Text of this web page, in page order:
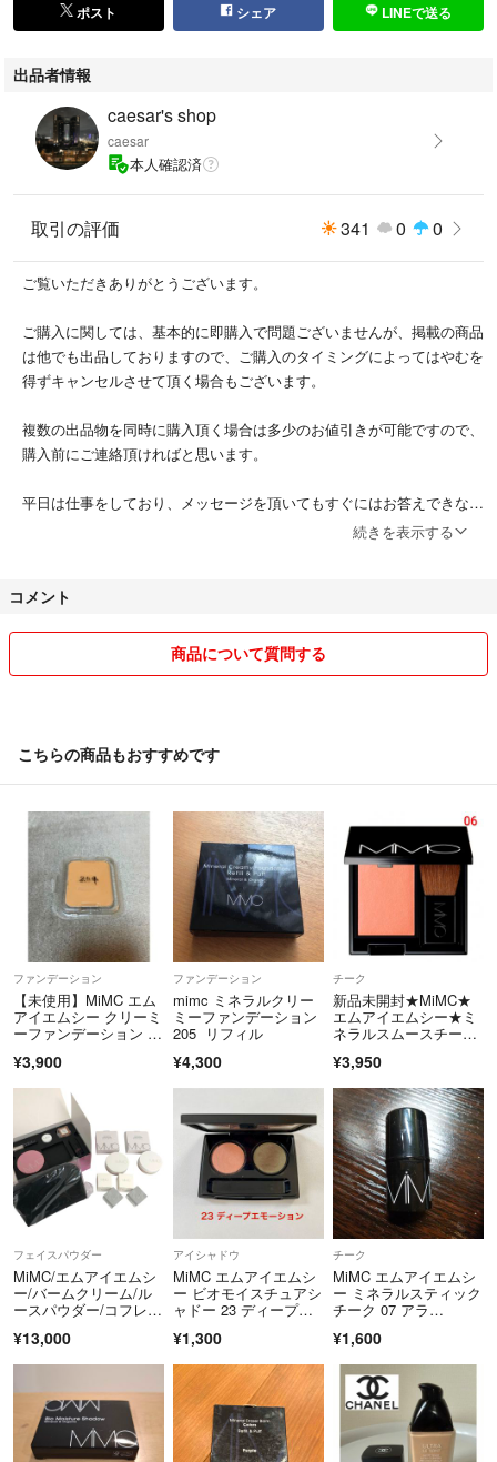
ポスト シェア LINEで送る
出品者情報
caesar's shop
caesar
本人確認済
取引の評価 341 0 0
ご覧いただきありがとうございます。
ご購入に関しては、基本的に即購入で問題ございませんが、掲載の商品
は他でも出品しておりますので、ご購入のタイミングによってはやむを
得ずキャンセルさせて頂く場合もございます。
複数の出品物を同時に購入頂く場合は多少のお値引きが可能ですので、
購入前にご連絡頂ければと思います。
平日は仕事をしており、メッセージを頂いてもすぐにはお答えできない
こともございますが、誠実なお取引を心掛けたく思いますので、どうぞ
続きを表示する
コメント
商品について質問する
こちらの商品もおすすめです
ファンデーション
【未使用】MiMC エム
アイエムシー クリーミ
ーファンデーション リ
¥3,900
ファンデーション
mimc ミネラルクリー
ミーファンデーション
205 リフィル
¥4,300
チーク
新品未開封★MiMC★
エムアイエムシー★ミ
ネラルスムースチーク
¥3,950
フェイスパウダー
MiMC/エムアイエムシ
ー/バームクリーム/ル
ースパウダー/コフレB
703
¥13,000
アイシャドウ
MiMC エムアイエムシ
ー ビオモイスチュアシ
ャドー 23 ディープエ
¥1,300
チーク
MiMC エムアイエムシ
ー ミネラルスティック
チーク 07 アラ…
¥1,600